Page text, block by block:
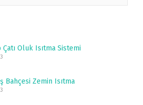
Çatı Oluk Isıtma Sistemi
Bahçesi Zemin Isıtma